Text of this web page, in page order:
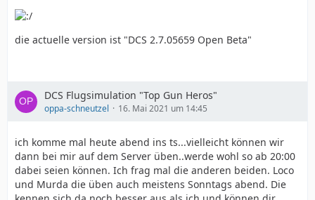
die actuelle version ist "DCS 2.7.05659 Open Beta"
DCS Flugsimulation "Top Gun Heros"
oppa-schneutzel 16. Mai 2021 um 14:45
ich komme mal heute abend ins ts...vielleicht können wir
dann bei mir auf dem Server üben..werde wohl so ab 20:00
dabei seien können. Ich frag mal die anderen beiden. Loco
und Murda die üben auch meistens Sonntags abend. Die